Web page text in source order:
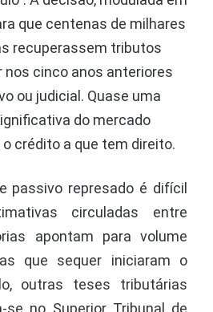
que centenas de milhares
recuperassem tributos
nos cinco anos anteriores
ou judicial. Quase uma
do mercado
crédito a que tem direito.
passivo represado é difícil
circuladas entre
apontam para volume
que sequer iniciaram o
outras teses tributárias
se no Superior Tribunal de